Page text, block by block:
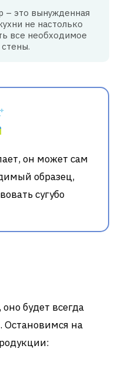
– это вынужденная
не настолько
все необходимое
он может сам
образец,
сугубо
будет всегда
Остановимся на